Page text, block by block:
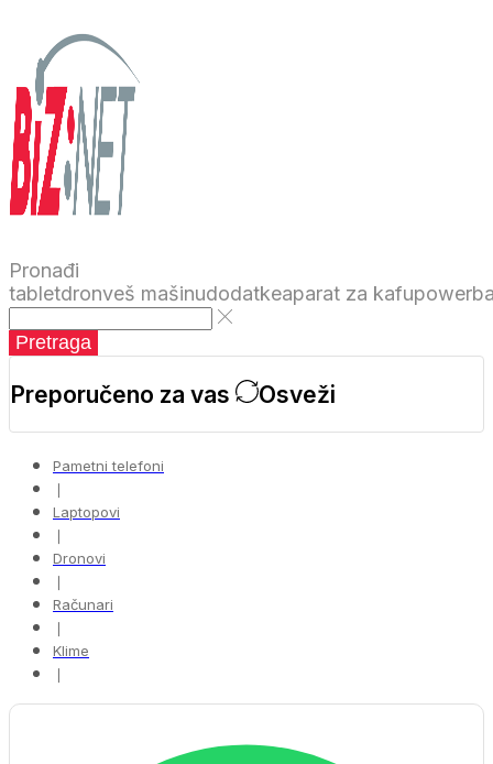
Pronađi
tabletdronveš mašinudodatkeaparat za kafu
Pretraga
Preporučeno za vas Osveži
Pametni telefoni
❘
Laptopovi
❘
Dronovi
❘
Računari
❘
Klime
❘